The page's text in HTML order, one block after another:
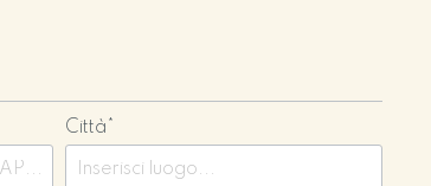
Città*